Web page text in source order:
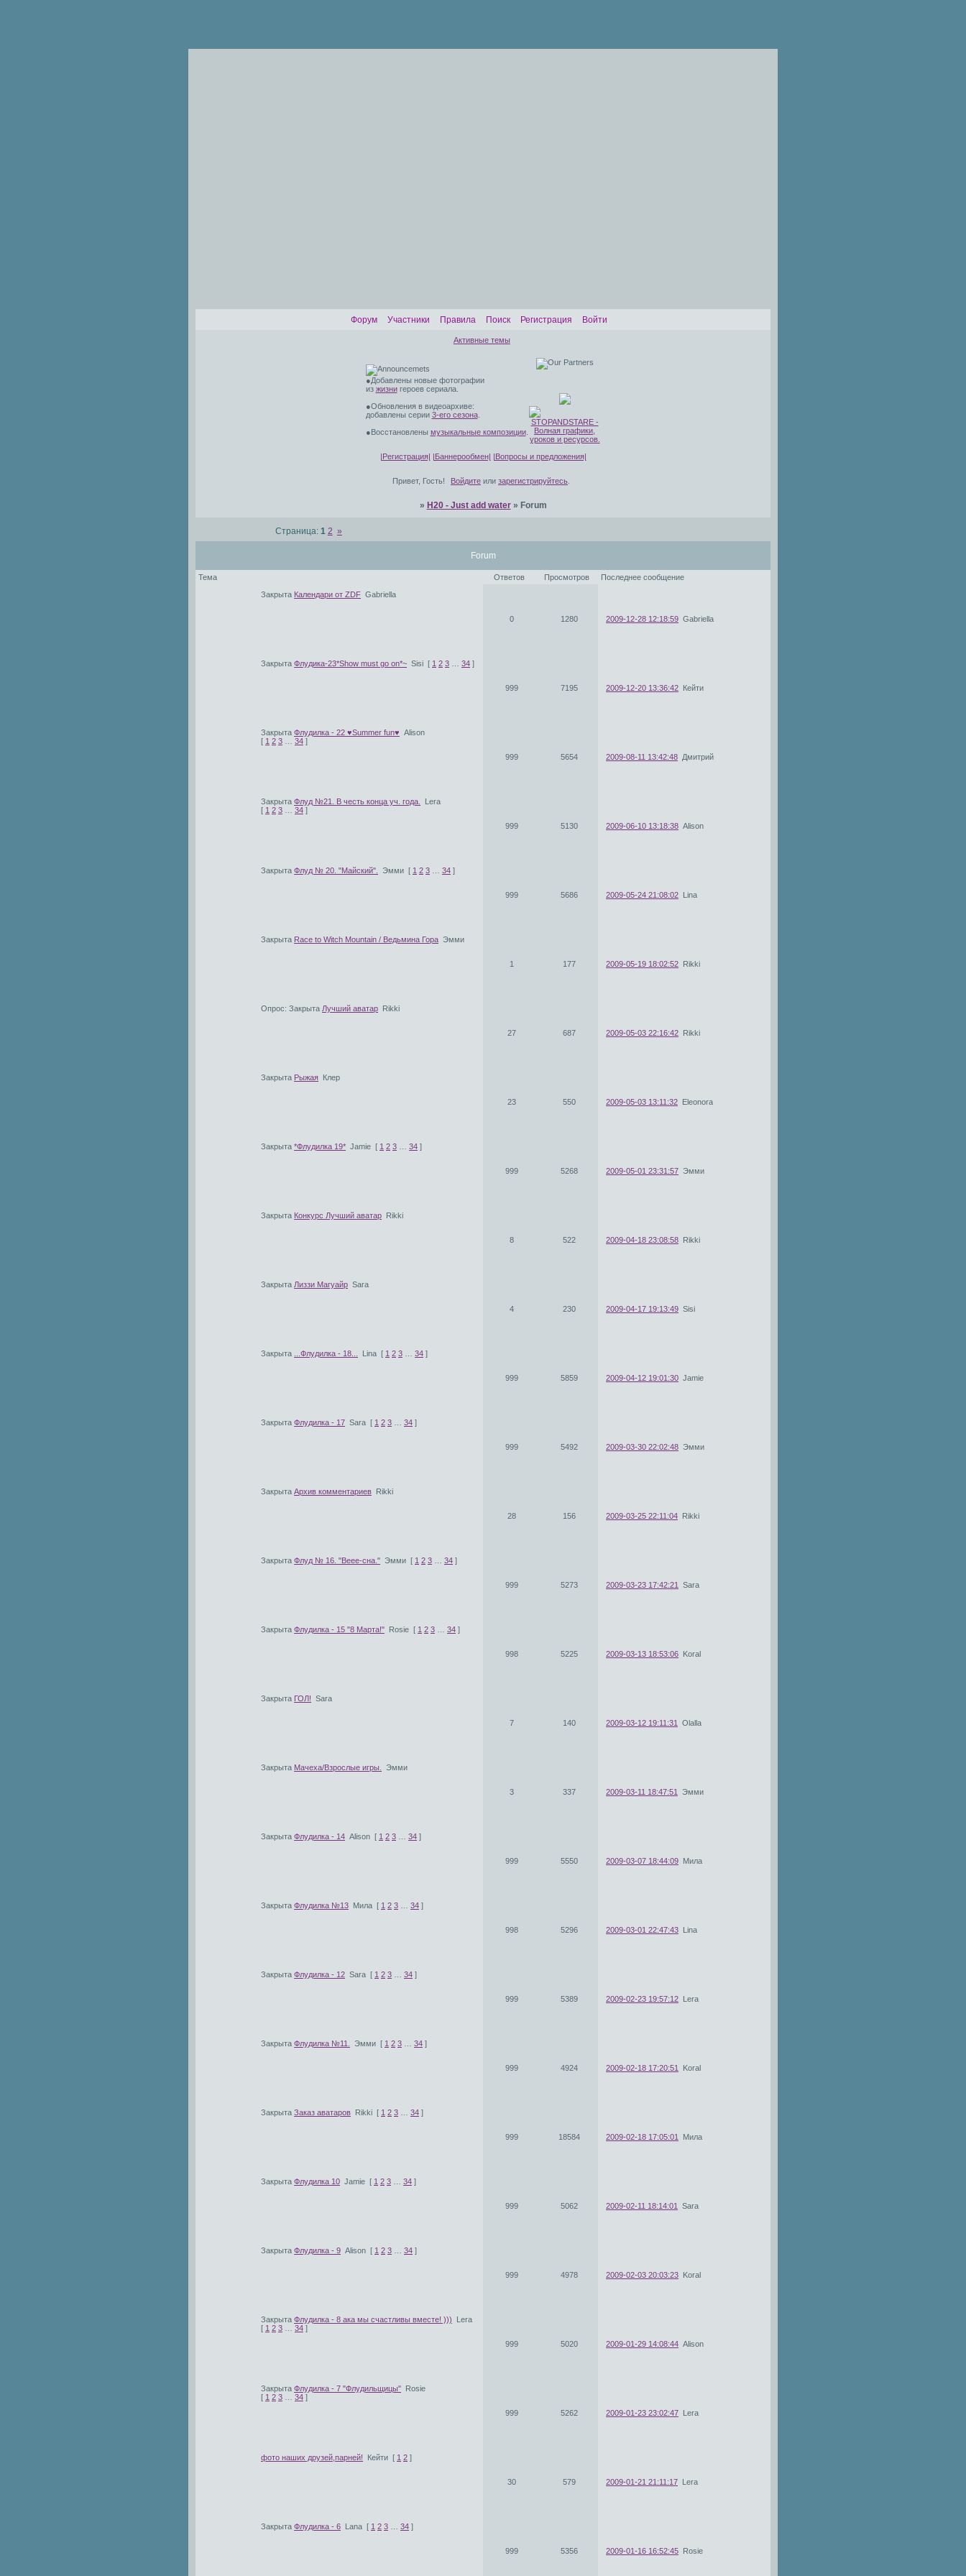
Форум Участники Правила Поиск Регистрация Войти
Активные темы
●Добавлены новые фотографии
из жизнигероев сериала.
●Обновления в видеоархиве:
добавлены серии 3-его сезона.
●Восстановлены музыкальные композиции.
|Регистрация| |Баннерообмен| |Вопросы и предложения|
Привет, Гость! Войдите или зарегистрируйтесь
» H20 - Just add water » Forum
Forum
Страница: 1 2 »
Тема Ответов Просмотров
Последнее сообщение
Закрыта Календари от ZDF Gabriella
0 1280 2009-12-28 12:18:59 Gabriella
Закрыта Флудика-23*Show must go on*~ Sisi [ 1 2 3 34 ]
999 7195 2009-12-20 13:36:42 Кейти
Закрыта Флудилка - 22 ♥Summer fun♥ Alison
[ 1 2 3 34 ]
999
5654 2009-08-11 13:42:48 Дмитрий
Закрыта Флуд №21. В честь конца уч. года.
Lera
[ 1 2 3 34 ]
999
5130 2009-06-10 13:18:38 Alison
Закрыта Флуд № 20. "Майский". Эмми [ 1 2 3 34 ]
999 5686 2009-05-24 21:08:02 Lina
Закрыта Race to Witch Mountain / Ведьмина Гора Эмми
1 177 2009-05-19 18:02:52 Rikki
Опрос: Закрыта Лучший аватар Rikki
27 687 2009-05-03 22:16:42 Rikki
Закрыта Рыжая Клер
23 550 2009-05-03 13:11:32 Eleonora
Закрыта *Флудилка 19* Jamie [ 1 2 3 34 ]
999 5268 2009-05-01 23:31:57 Эмми
Закрыта Конкурс Лучший аватар Rikki
8 522 2009-04-18 23:08:58 Rikki
Закрыта Лиззи Магуайр Sara
4 230 2009-04-17 19:13:49 Sisi
Закрыта ...Флудилка - 18... Lina [ 1 2 3 34 ]
999 5859 2009-04-12 19:01:30 Jamie
Закрыта Флудилка - 17 Sara [ 1 2 3 34 ]
999 5492 2009-03-30 22:02:48 Эмми
Закрыта Архив комментариев Rikki
28 156 2009-03-25 22:11:04 Rikki
Закрыта Флуд № 16. "Веее-сна." Эмми [ 1 2 3 34 ]
999 5273 2009-03-23 17:42:21 Sara
Закрыта Флудилка - 15 "8 Марта!" Rosie [ 1 2 3 34 ]
998 5225 2009-03-13 18:53:06 Koral
Закрыта ГОЛ! Sara
7 140 2009-03-12 19:11:31 Olalla
Закрыта Мачеха/Взрослые игры. Эмми
3 337 2009-03-11 18:47:51 Эмми
Закрыта Флудилка - 14 Alison [ 1 2 3 34 ]
999 5550 2009-03-07 18:44:09 Мила
Закрыта Флудилка №13 Мила [ 1 2 3 34 ]
998 5296 2009-03-01 22:47:43 Lina
Закрыта Флудилка - 12 Sara [ 1 2 3 34 ]
999 5389 2009-02-23 19:57:12 Lera
Закрыта Флудилка №11. Эмми [ 1 2 3 34 ]
999 4924 2009-02-18 17:20:51 Koral
Закрыта Заказ аватаров Rikki [ 1 2 3 34 ]
999 18584 2009-02-18 17:05:01 Мила
Закрыта Флудилка 10 Jamie [ 1 2 3 34 ]
999 5062 2009-02-11 18:14:01 Sara
Закрыта Флудилка - 9 Alison [ 1 2 3 34 ]
999 4978 2009-02-03 20:03:23 Koral
Закрыта Флудилка - 8 ака мы счастливы вместе! )))
Lera
[ 1 2 3 34 ]
999
5020 2009-01-29 14:08:44 Alison
Закрыта Флудилка - 7 "Флудильщицы" Rosie
[ 1 2 3 34 ]
999
5262 2009-01-23 23:02:47 Lera
фото наших друзей,парней! Кейти [ 1 2 ]
30 579 2009-01-21 21:11:17 Lera
Закрыта Флудилка - 6 Lana [ 1 2 3 34 ]
999 5356 2009-01-16 16:52:45 Rosie